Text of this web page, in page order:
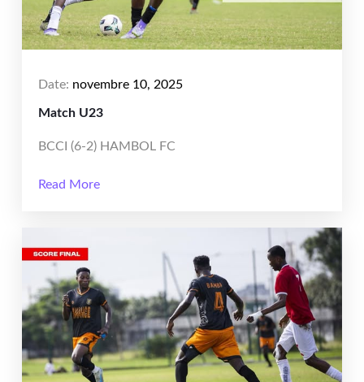
Date: novembre 10, 2025
Match U23
BCCI (6-2) HAMBOL FC
Read More